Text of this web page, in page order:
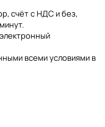
счёт с НДС и без,
всеми условиями в